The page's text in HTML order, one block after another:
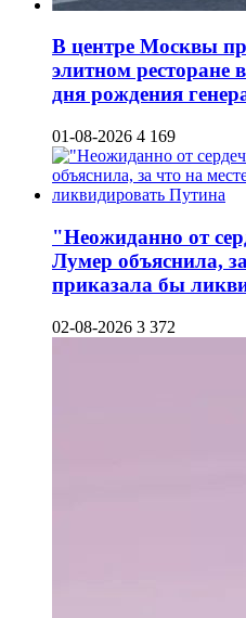
В центре Москвы
элитном ресторане
дня рождения
01-08-2026 4 169
"Неожиданно от
Лумер объяснила,
приказала бы
02-08-2026 3 372